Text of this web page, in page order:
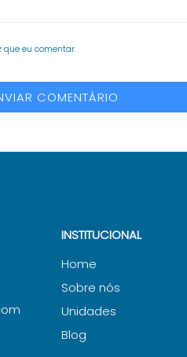
que eu comentar.
INSTITUCIONAL
Home
Sobre nós
Unidades
Blog